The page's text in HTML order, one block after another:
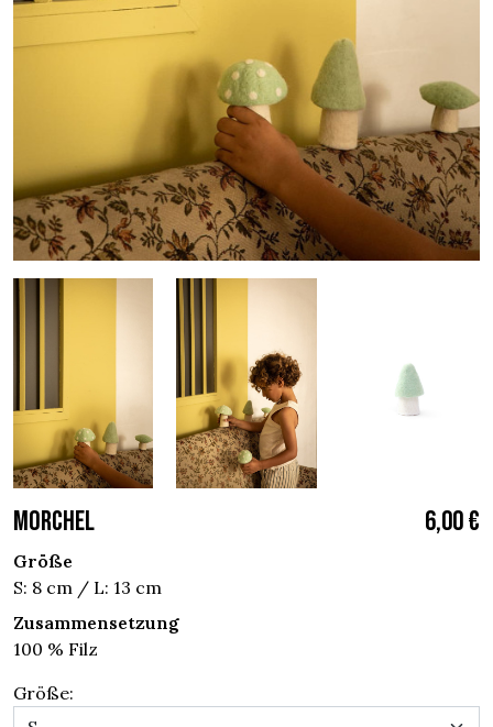
MORCHEL 6,00 €
Größe
S: 8 cm / L: 13 cm
Zusammensetzung
100 % Filz
Größe: